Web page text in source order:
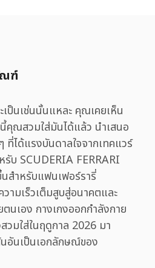
ณฑ์
ป็นเช่นนั้นแหละ คุณเคยเห็น
คุณสวมใส่มันได้แล้ว นำเสนอ
ที่ได้แรงบันดาลใจจากเทคแวร์
บ SCUDERIA FERRARI
สำหรับแฟนเฟอร์รารี่
ามเร็วเต็มสูบสู่อนาคตและ
นเอง กางเกงออกกำลังกาย
มใส่ในฤดูกาล 2026 มา
อันเป็นเอกลักษณ์ของ